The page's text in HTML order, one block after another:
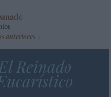
anteriores
El Reinado